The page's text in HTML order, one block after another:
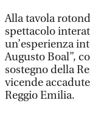
Alla tavola
spettacolo
un’esperienza
Augusto Boal”,
sostegno della
vicende
Reggio Emilia.